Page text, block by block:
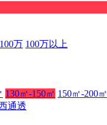
万 100万以上
130㎡-150㎡ 150㎡-200㎡
通透